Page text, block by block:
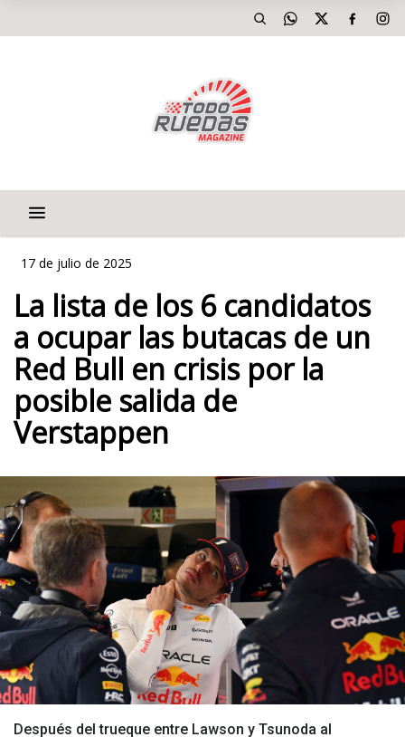
17 de julio de 2025
La lista de los 6 candidatos
a ocupar las butacas de un
Red Bull en crisis por la
posible salida de
Verstappen
Después del trueque entre Lawson y Tsunoda al